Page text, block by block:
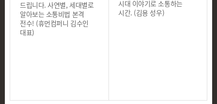
드립니다. 사연별, 세대별로
알아보는 소통비법 본격
전수! (휴먼컴퍼니 김수인
대표)
시대 이야기로 소통하는
시간. (김용 성우)